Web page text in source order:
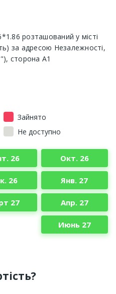
розташований у місті
за адресою Незалежності,
сторона А1
Зайнято
Не доступно
26 Окт. 26
26 Янв. 27
27 Апр. 27
Июнь 27